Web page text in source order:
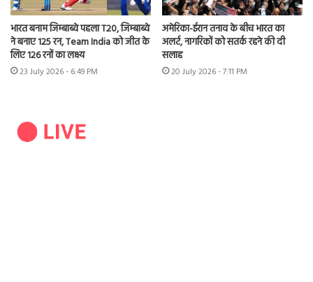
भारत बनाम जिम्बाब्वे पहला T20, जिम्बाब्वे
ने बनाए 125 रन, Team India को जीत के
लिए 126 रनों का लक्ष्य
23 July 2026 - 6:49 PM
अमेरिका-ईरान तनाव के बीच भारत का
अलर्ट, नागरिकों को सतर्क रहने की दी
सलाह
20 July 2026 - 7:11 PM